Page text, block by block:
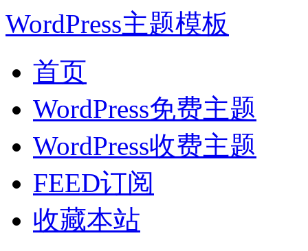
WordPress主题模板
首页
WordPress免费主题
WordPress收费主题
FEED订阅
收藏本站